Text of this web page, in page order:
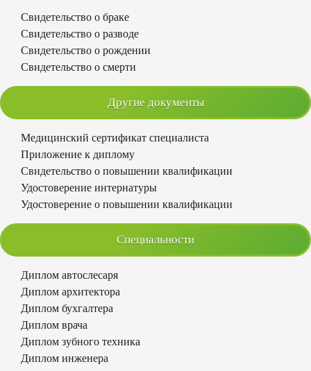
Свидетельство о браке
Свидетельство о разводе
Свидетельство о рождении
Свидетельство о смерти
Другие документы
Медицинский сертификат специалиста
Приложение к диплому
Свидетельство о повышении квалификации
Удостоверение интернатуры
Удостоверение о повышении квалификации
Специальности
Диплом автослесаря
Диплом архитектора
Диплом бухгалтера
Диплом врача
Диплом зубного техника
Диплом инженера